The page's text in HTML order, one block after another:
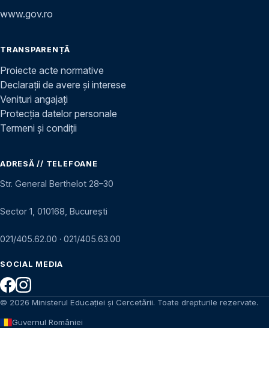
www.gov.ro
TRANSPARENȚĂ
Proiecte acte normative
Declarații de avere și interese
Venituri angajați
Protecția datelor personale
Termeni și condiții
ADRESĂ // TELEFOANE
Str. General Berthelot 28–30
Sector 1, 010168, București
021/405.62.00 · 021/405.63.00
SOCIAL MEDIA
© 2026 Ministerul Educației și Cercetării. Toate drepturile rezervate.
Guvernul României